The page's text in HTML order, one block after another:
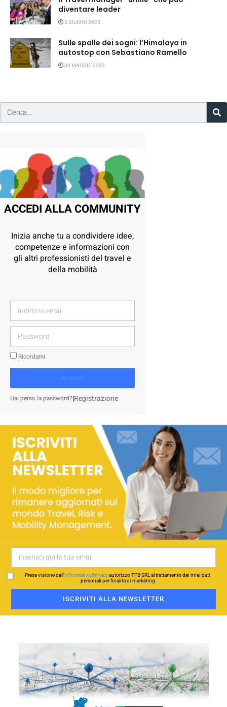
diventare leader
3 GIUGNO 2025
Sulle spalle dei sogni: l’Himalaya in
autostop con Sebastiano Ramello
30 MAGGIO 2025
ACCEDI ALLA COMMUNITY
Inizia anche tu a condividere idee,
competenze e informazioni con
gli altri professionisti del travel e
della mobilità
Ricordami
Accedi
Hai perso la password?|Registrazione
Presa visione dell’Informativa Privacyautorizzo TFB SRL al trattamento dei miei dati
personali per finalità di marketing
ISCRIVITI ALLA NEWSLETTER